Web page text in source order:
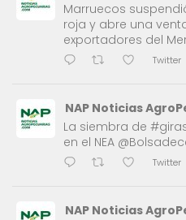
Marruecos
roja y abre una
exportadores del
Twitter
NAP Noticias
La siembra de
en el NEA
Twitter
NAP Noticias